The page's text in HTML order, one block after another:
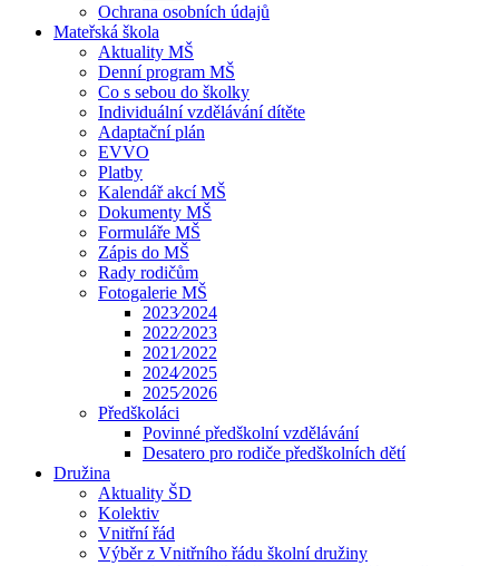
Ochrana osobních údajů
Mateřská škola
Aktuality MŠ
Denní program MŠ
Co s sebou do školky
Individuální vzdělávání dítěte
Adaptační plán
EVVO
Platby
Kalendář akcí MŠ
Dokumenty MŠ
Formuláře MŠ
Zápis do MŠ
Rady rodičům
Fotogalerie MŠ
2023⁄2024
2022⁄2023
2021⁄2022
2024⁄2025
2025⁄2026
Předškoláci
Povinné předškolní vzdělávání
Desatero pro rodiče předškolních dětí
Družina
Aktuality ŠD
Kolektiv
Vnitřní řád
Výběr z Vnitřního řádu školní družiny